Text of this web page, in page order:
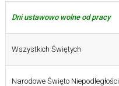
Dni ustawowo wolne od pracy
Wszystkich Świętych
Narodowe Święto Niepodległości